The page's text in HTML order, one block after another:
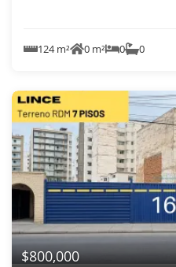
124 m² 0 m² 0 0
$800,000